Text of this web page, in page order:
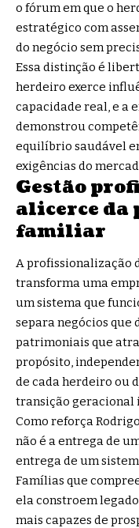
o fórum em que o
estratégico com
do negócio sem
Essa distinção é
herdeiro exerce
capacidade real, e a
demonstrou
equilíbrio saudável
exigências do
Gestão
alicerce da
familiar
A profissionalização
transforma uma
um sistema que
separa negócios
patrimoniais que
propósito,
de cada herdeiro ou
transição geracional
Como reforça
não é a entrega de
entrega de um
Famílias que
ela constroem
mais capazes de